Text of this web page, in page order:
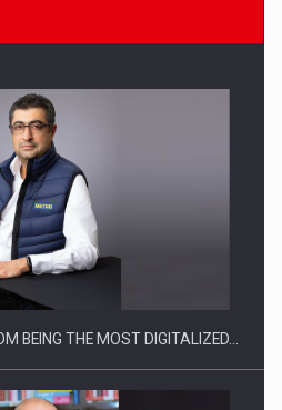
care nu se supun noilor
BEING THE MOST DIGITALIZED…